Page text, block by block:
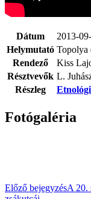
Dátum
2013-
Helymutató Topolya
Rendező
Kiss
Résztvevők L.
Részleg
Fotógaléria
Előző bejegyzésA 20.